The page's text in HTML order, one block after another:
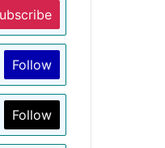
Follow
Follow